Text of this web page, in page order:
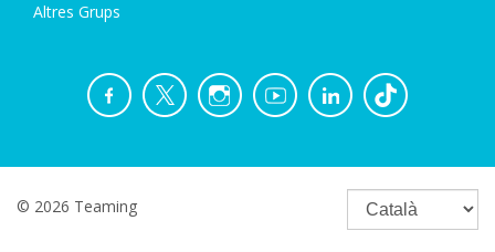
Altres Grups
© 2026 Teaming